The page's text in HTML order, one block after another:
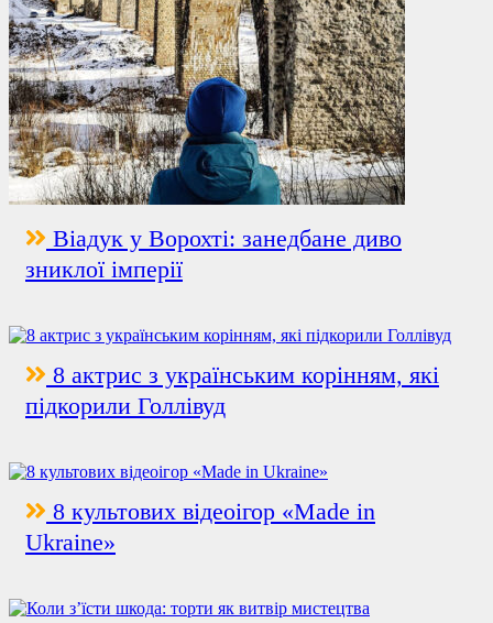
Віадук у Ворохті: занедбане диво
зниклої імперії
8 актрис з українським корінням, які
підкорили Голлівуд
8 культових відеоігор «Made in
Ukraine»